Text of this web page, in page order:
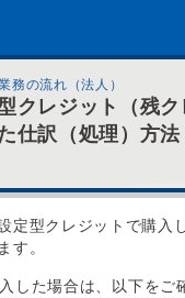
務の流れ（法人）
クレジット（残
仕訳（処理）方法
定型クレジットで購入
す。
した場合は、以下をご